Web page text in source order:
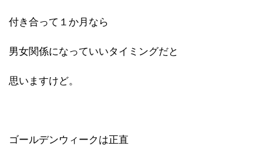
付き合って１か月なら
男女関係になっていいタイミングだと
思いますけど。
ゴールデンウィークは正直